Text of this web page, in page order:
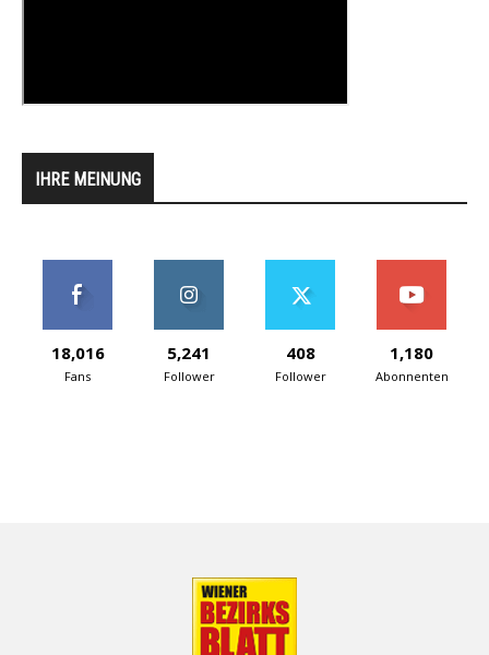
IHRE MEINUNG
18,016
Fans
5,241
Follower
408
Follower
1,180
Abonnenten